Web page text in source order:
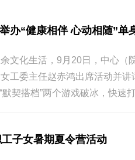
办“健康相伴 心动相随”单
文化生活，9月20日，中心
工委主任赵赤鸿出席活动并
搭档”两个游戏破冰，快速打
子女暑期夏令营活动